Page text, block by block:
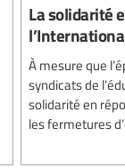
La solidarité
À mesure que
syndicats de
solidarité en
les fermetures